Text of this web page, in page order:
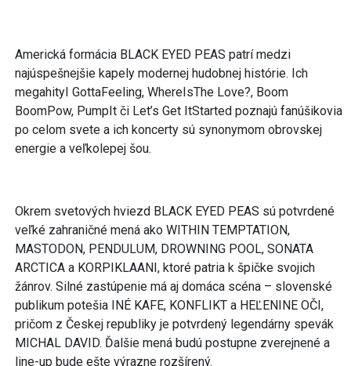
Americká formácia BLACK EYED PEAS patrí medzi
najúspešnejšie kapely modernej hudobnej histórie. Ich
megahityI GottaFeeling, WhereIsThe Love?, Boom
BoomPow, PumpIt či Let’s Get ItStarted poznajú fanúšikovia
po celom svete a ich koncerty sú synonymom obrovskej
energie a veľkolepej šou.
Okrem svetových hviezd BLACK EYED PEAS sú potvrdené
veľké zahraničné mená ako WITHIN TEMPTATION,
MASTODON, PENDULUM, DROWNING POOL, SONATA
ARCTICA a KORPIKLAANI, ktoré patria k špičke svojich
žánrov. Silné zastúpenie má aj domáca scéna – slovenské
publikum potešia INÉ KAFE, KONFLIKT a HEĽENINE OČI,
pričom z Českej republiky je potvrdený legendárny spevák
MICHAL DAVID. Ďalšie mená budú postupne zverejnené a
line-up bude ešte výrazne rozšírený.